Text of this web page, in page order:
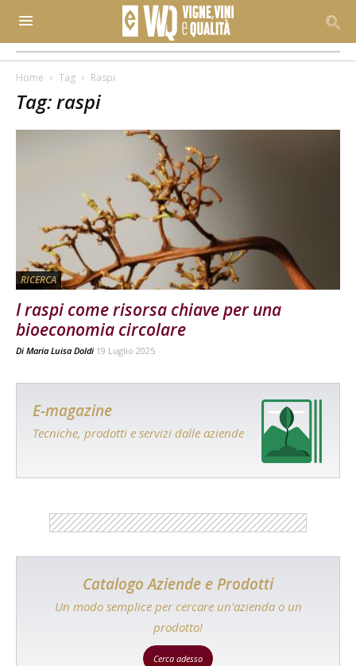
Home Tag Raspi
Tag: raspi
RICERCA
I raspi come risorsa chiave per una
bioeconomia circolare
Di Maria Luisa Doldi 19 Luglio 2025
E-magazine
Tecniche, prodotti e servizi dalle aziende
Catalogo Aziende e Prodotti
Un modo semplice per cercare un'azienda o un
prodotto!
Cerca adesso